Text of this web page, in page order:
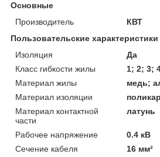
Основные
Производитель
КВТ
Пользовательские характеристики
Изоляция
Да
Класс гибкости жилы
1; 2; 3;
Материал жилы
медь;
Материал изоляции
Материал контактной
части
латунь
Рабочее напряжение
0.4 кВ
Сечение кабеля
16 мм²